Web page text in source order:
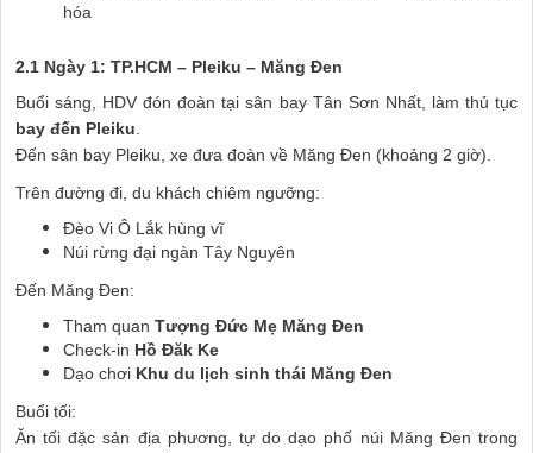
hóa
2.1 Ngày 1: TP.HCM – Pleiku – Măng Đen
Buổi sáng, HDV đón đoàn tại sân bay Tân Sơn Nhất, làm thủ tục
bay đến Pleiku
Đến sân bay Pleiku, xe đưa đoàn về Măng Đen (khoảng 2 giờ).
Trên đường đi, du khách chiêm ngưỡng:
Đèo Vi Ô Lắk hùng vĩ
Núi rừng đại ngàn Tây Nguyên
Đến Măng Đen:
Tham quan Tượng Đức Mẹ Măng Đen
Check-in Hồ Đăk Ke
Dạo chơi Khu du lịch sinh thái Măng Đen
Buổi tối:
Ăn tối đặc sản địa phương, tự do dạo phố núi Măng Đen trong